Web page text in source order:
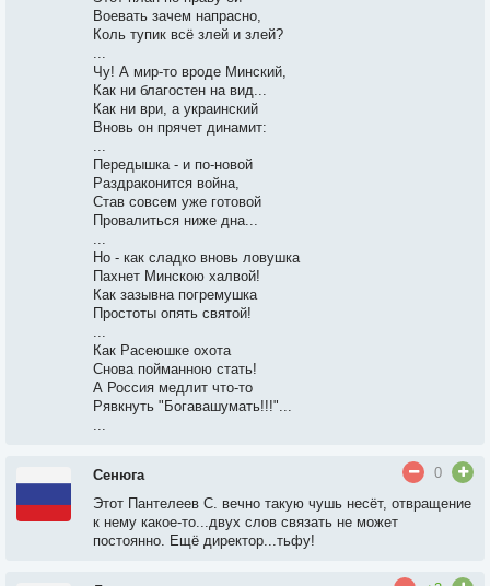
Воевать зачем напрасно,
Коль тупик всё злей и злей?
...
Чу! А мир-то вроде Минский,
Как ни благостен на вид...
Как ни ври, а украинский
Вновь он прячет динамит:
...
Передышка - и по-новой
Раздраконится война,
Став совсем уже готовой
Провалиться ниже дна...
...
Но - как сладко вновь ловушка
Пахнет Минскою халвой!
Как зазывна погремушка
Простоты опять святой!
...
Как Расеюшке охота
Снова пойманною стать!
А Россия медлит что-то
Рявкнуть "Богавашумать!!!"...
...
Сенюга
0
Этот Пантелеев С. вечно такую чушь несёт, отвращение
к нему какое-то...двух слов связать не может
постоянно. Ещё директор...тьфу!